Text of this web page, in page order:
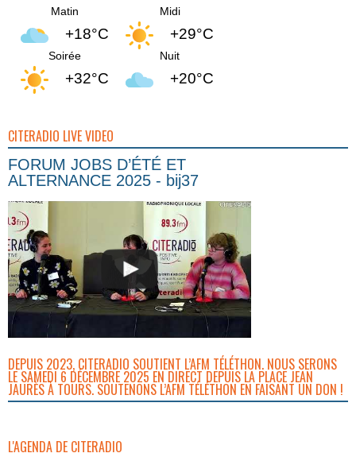
Matin
+18°C
Midi
+29°C
Soirée
+32°C
Nuit
+20°C
CITERADIO LIVE VIDEO
FORUM JOBS D’ÉTÉ ET
ALTERNANCE 2025 - bij37
DEPUIS 2023, CITERADIO SOUTIENT L’AFM TÉLÉTHON. NOUS SERONS
LE SAMEDI 6 DÉCEMBRE 2025 EN DIRECT DEPUIS LA PLACE JEAN
JAURÈS À TOURS. SOUTENONS L’AFM TÉLÉTHON EN FAISANT UN DON !
L'AGENDA DE CITERADIO